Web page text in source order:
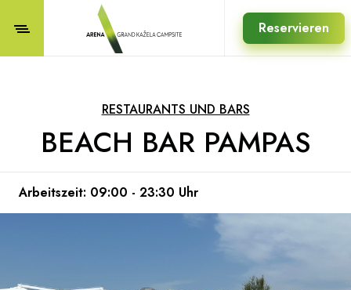
Reservieren
RESTAURANTS UND BARS
BEACH BAR PAMPAS
Arbeitszeit: 09:00 - 23:30 Uhr